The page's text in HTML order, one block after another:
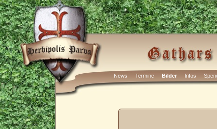
News Termine Bilder Infos